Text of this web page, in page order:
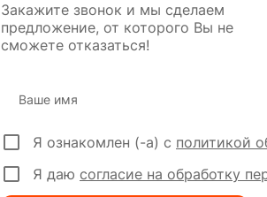
Закажите звонок и мы сделаем
предложение, от которого Вы не
сможете отказаться!
Ваше имя
Я ознакомлен (-а) с политикой
Я даю согласие на обработку